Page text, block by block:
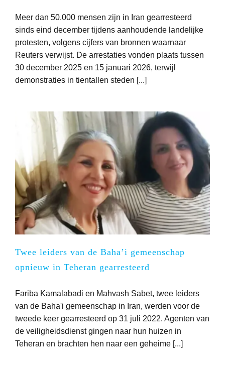
Meer dan 50.000 mensen zijn in Iran gearresteerd
sinds eind december tijdens aanhoudende landelijke
protesten, volgens cijfers van bronnen waarnaar
Reuters verwijst. De arrestaties vonden plaats tussen
30 december 2025 en 15 januari 2026, terwijl
demonstraties in tientallen steden [...]
Twee leiders van de Baha’i gemeenschap
opnieuw in Teheran gearresteerd
Fariba Kamalabadi en Mahvash Sabet, twee leiders
van de Baha'i gemeenschap in Iran, werden voor de
tweede keer gearresteerd op 31 juli 2022. Agenten van
de veiligheidsdienst gingen naar hun huizen in
Teheran en brachten hen naar een geheime [...]